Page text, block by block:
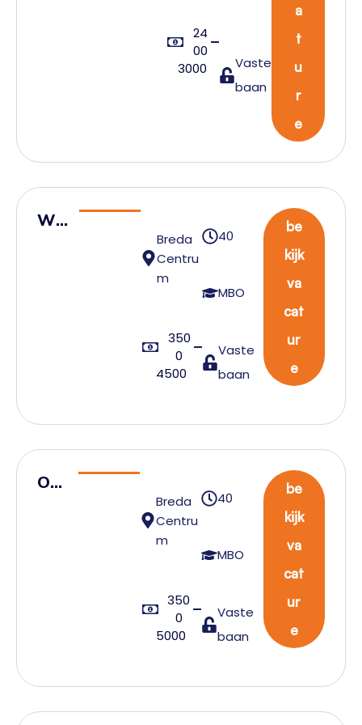
24
00
3000
Vaste
baan
a
t
u
r
e
Wa
Breda
Centru
m
350
0
4500
40
MBO
Vaste
baan
be
kijk
va
cat
ur
e
Op
Breda
Centru
m
350
0
5000
40
MBO
Vaste
baan
be
kijk
va
cat
ur
e